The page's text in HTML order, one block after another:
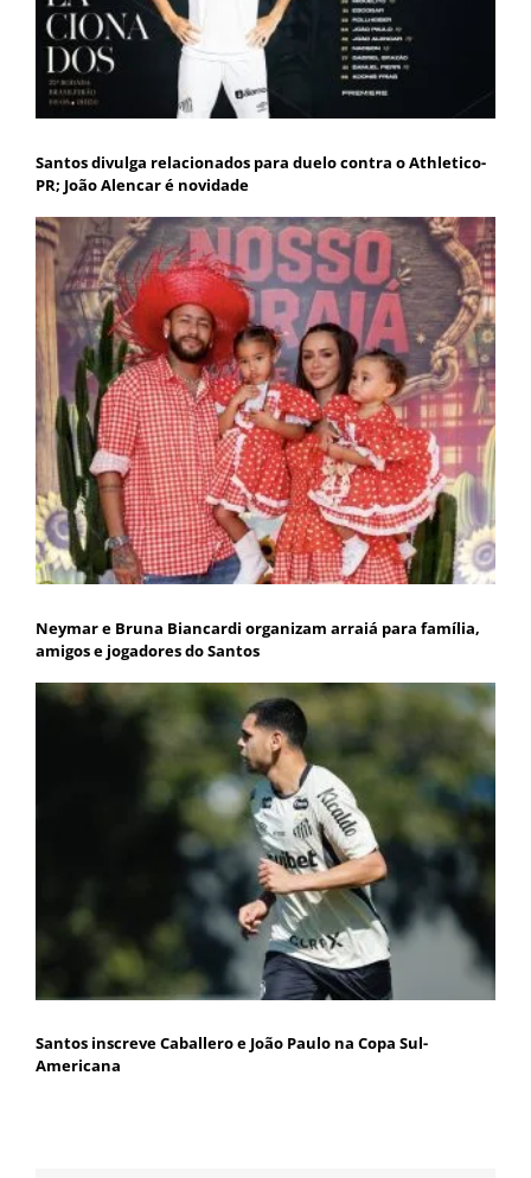
Santos divulga relacionados para duelo contra o Athletico-
PR; João Alencar é novidade
Neymar e Bruna Biancardi organizam arraiá para família,
amigos e jogadores do Santos
Santos inscreve Caballero e João Paulo na Copa Sul-
Americana